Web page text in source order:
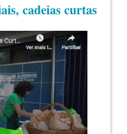
cadeias curtas